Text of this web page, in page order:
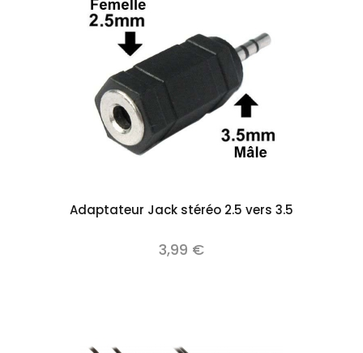
Adaptateur Jack stéréo 2.5 vers 3.5
3,99 €